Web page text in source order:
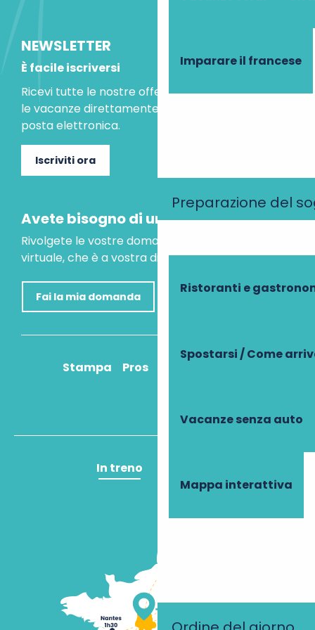
Imparare il francese
Preparazione del
Ristoranti e
Spostarsi / Come
Vacanze senza auto
Mappa interattiva
NEWSLETTER
È facile iscriversi
Ricevi tutte le nostre offerte speciali e le idee per
le vacanze direttamente nella tua casella di
posta elettronica.
Iscriviti ora
Avete bisogno di un consiglio?
Rivolgete le vostre domande al nostro assistente
virtuale, che è a vostra disposizione per aiutarvi.
Fai la mia domanda
Stampa Pros
In treno